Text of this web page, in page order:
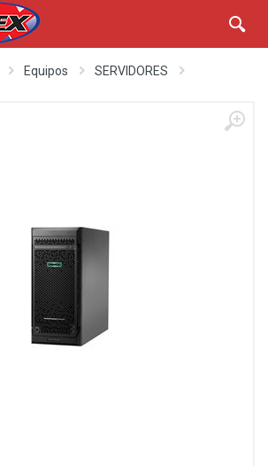
Equipos SERVIDORES